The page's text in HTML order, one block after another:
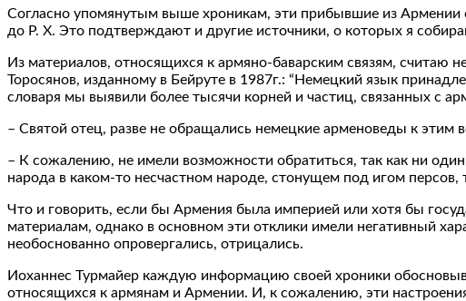
Согласно упомянутым выше хроникам, эти прибывшие из Армении
до Р. Х. Это подтверждают и другие источники, о которых я
Из материалов, относящихся к армяно-баварским связям,
Торосянов, изданному в Бейруте в 1987г.: “Немецкий язык
словаря мы выявили более тысячи корней и частиц, связанных с
– Святой отец, разве не обращались немецкие арменоведы к этим
– К сожалению, не имели возможности обратиться, так как ни
народа в каком-то несчастном народе, стонущем под игом персов,
Что и говорить, если бы Армения была империей или хотя бы
материалам, однако в основном эти отклики имели негативный
необоснованно опровергались, отрицались.
Иоханнес Турмайер каждую информацию своей хроники
относящихся к армянам и Армении. И, к сожалению, эти